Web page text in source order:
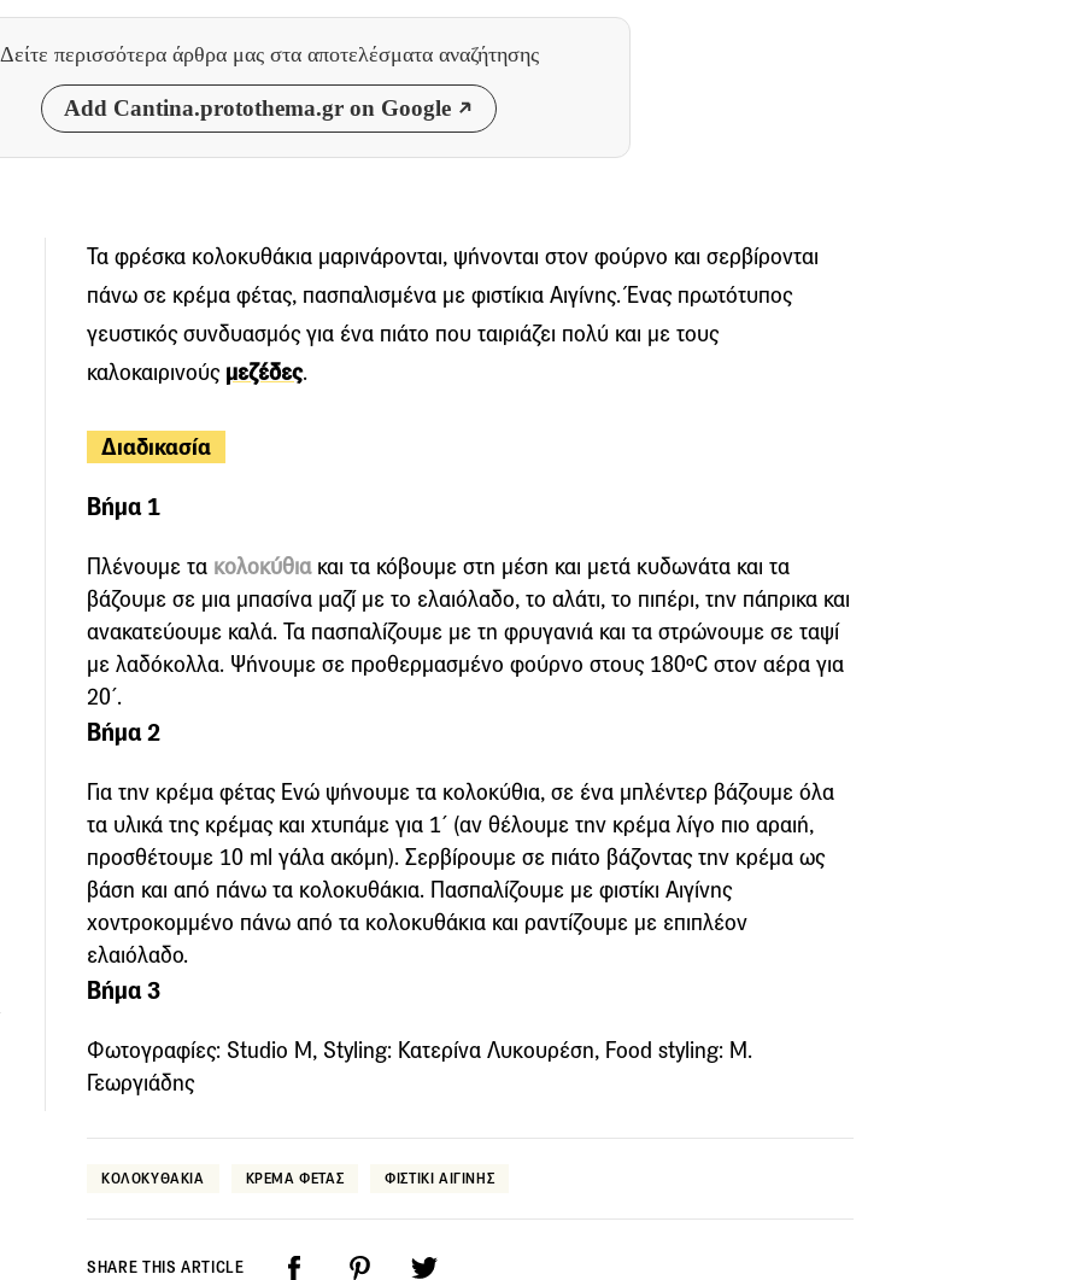
Δείτε περισσότερα άρθρα μας στα αποτελέσματα αναζήτησης
Add Cantina.protothema.gr on Google
Τα φρέσκα κολοκυθάκια μαρινάρονται, ψήνονται στον φούρνο και σερβίρονται
πάνω σε κρέμα φέτας, πασπαλισμένα με φιστίκια Αιγίνης. Ένας πρωτότυπος
γευστικός συνδυασμός για ένα πιάτο που ταιριάζει πολύ και με τους
καλοκαιρινούς μεζέδες.
Διαδικασία
Βήμα 1
Πλένουμε τα κολοκύθιακαι τα κόβουμε στη μέση και μετά κυδωνάτα και τα
βάζουμε σε μια μπασίνα μαζί με το ελαιόλαδο, το αλάτι, το πιπέρι, την πάπρικα και
ανακατεύουμε καλά. Τα πασπαλίζουμε με τη φρυγανιά και τα στρώνουμε σε ταψί
με λαδόκολλα. Ψήνουμε σε προθερμασμένο φούρνο στους 180ºC στον αέρα για
20΄.
Βήμα 2
Για την κρέμα φέτας Ενώ ψήνουμε τα κολοκύθια, σε ένα μπλέντερ βάζουμε όλα
τα υλικά της κρέμας και χτυπάμε για 1΄ (αν θέλουμε την κρέμα λίγο πιο αραιή,
προσθέτουμε 10 ml γάλα ακόμη). Σερβίρουμε σε πιάτο βάζοντας την κρέμα ως
βάση και από πάνω τα κολοκυθάκια. Πασπαλίζουμε με φιστίκι Αιγίνης
χοντροκομμένο πάνω από τα κολοκυθάκια και ραντίζουμε με επιπλέον
ελαιόλαδο.
Βήμα 3
Φωτογραφίες: Studio M, Styling: Κατερίνα Λυκουρέση, Food styling: Μ.
Γεωργιάδης
ΚΟΛΟΚΥΘΑΚΙΑ ΚΡΕΜΑ ΦΕΤΑΣ ΦΙΣΤΙΚΙ ΑΙΓΙΝΗΣ
SHARE THIS ARTICLE